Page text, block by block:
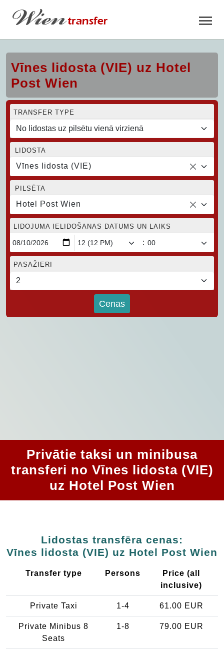
Vīnes lidosta (VIE) uz Hotel
Post Wien
TRANSFER TYPE
LIDOSTA
Vīnes lidosta (VIE)
PILSĒTA
Hotel Post Wien
LIDOJUMA IELIDOŠANAS DATUMS UN LAIKS
:
PASAŽIERI
Cenas
Privātie taksi un minibusa
transferi no Vīnes lidosta (VIE)
uz Hotel Post Wien
Lidostas transfēra cenas:
Vīnes lidosta (VIE) uz Hotel Post Wien
Transfer type Persons
Price (all
inclusive)
Private Taxi 1-4 61.00 EUR
Private Minibus 8
Seats
1-8 79.00 EUR